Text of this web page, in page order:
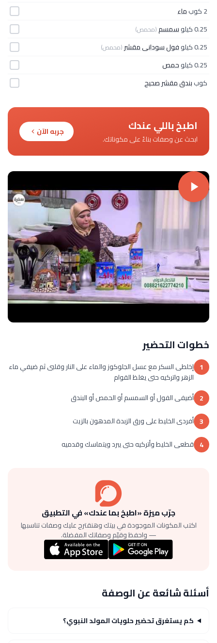
2 كوب
ماء
0.25 كيلو
سمسم(محمص)
0.25 كيلو فول سودانى مقشر (محمص)
0.25 كيلو
حمص
كوببندق مقشر صحيح
اطبخ باللي عندك
ابحث عن وصفات بناءً على مكوناتك.
جربه الآن
خطوات التحضير
1 إخلطى السكر مع عسل الجلوكوز والماء على النار وقلبى ثم ضيفي ماء
الزهر واتركيه حتى يغلظ القوام
2 أضيفى الفول أو السمسم أو الحمص أو البندق
3 أفردى الخليط على ورق الزبدة المدهون بالزيت
4 قطعى الخليط وأتركيه حتى يبرد ويتماسك وقدميه
جرّب ميزة «اطبخ بما عندك» في التطبيق
اكتب المكونات الموجودة في بيتك وهنقترح عليك وصفات تناسبها
— واحفظ وقيّم وصفاتك المفضلة.
أسئلة شائعة عن الوصفة
كم يستغرق تحضير حلويات المولد النبوي؟